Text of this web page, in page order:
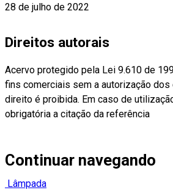
28 de julho de 2022
Direitos autorais
Acervo protegido pela Lei 9.610 de
fins comerciais sem a autorização
direito é proibida. Em caso de
obrigatória a citação da referência
Continuar navegando
Lâmpada